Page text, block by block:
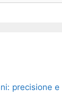
precisione